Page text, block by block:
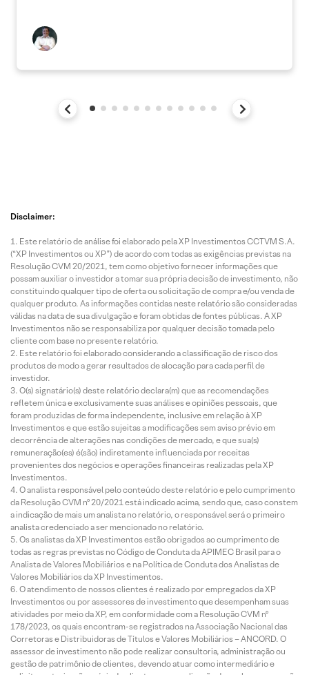
Disclaimer:
Este relatório de análise foi elaborado pela XP Investimentos CCTVM S.A.
(“XP Investimentos ou XP”) de acordo com todas as exigências previstas na
Resolução CVM 20/2021, tem como objetivo fornecer informações que
possam auxiliar o investidor a tomar sua própria decisão de investimento, não
constituindo qualquer tipo de oferta ou solicitação de compra e/ou venda de
qualquer produto. As informações contidas neste relatório são consideradas
válidas na data de sua divulgação e foram obtidas de fontes públicas. A XP
Investimentos não se responsabiliza por qualquer decisão tomada pelo
cliente com base no presente relatório.
Este relatório foi elaborado considerando a classificação de risco dos
produtos de modo a gerar resultados de alocação para cada perfil de
investidor.
O(s) signatário(s) deste relatório declara(m) que as recomendações
refletem única e exclusivamente suas análises e opiniões pessoais, que
foram produzidas de forma independente, inclusive em relação à XP
Investimentos e que estão sujeitas a modificações sem aviso prévio em
decorrência de alterações nas condições de mercado, e que sua(s)
remuneração(es) é(são) indiretamente influenciada por receitas
provenientes dos negócios e operações financeiras realizadas pela XP
Investimentos.
O analista responsável pelo conteúdo deste relatório e pelo cumprimento
da Resolução CVM nº 20/2021 está indicado acima, sendo que, caso constem
a indicação de mais um analista no relatório, o responsável será o primeiro
analista credenciado a ser mencionado no relatório.
Os analistas da XP Investimentos estão obrigados ao cumprimento de
todas as regras previstas no Código de Conduta da APIMEC Brasil para o
Analista de Valores Mobiliários e na Política de Conduta dos Analistas de
Valores Mobiliários da XP Investimentos.
O atendimento de nossos clientes é realizado por empregados da XP
Investimentos ou por assessores de investimento que desempenham suas
atividades por meio da XP, em conformidade com a Resolução CVM nº
178/2023, os quais encontram-se registrados na Associação Nacional das
Corretoras e Distribuidoras de Títulos e Valores Mobiliários – ANCORD. O
assessor de investimento não pode realizar consultoria, administração ou
gestão de patrimônio de clientes, devendo atuar como intermediário e